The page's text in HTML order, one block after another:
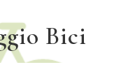
Bici